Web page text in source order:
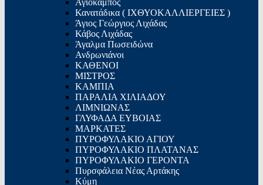
Αγιόκαμπος
Κανατάδικα ( ΙΧΘΥΟΚΑΛΛΙΕΡΓΕΙΕΣ )
Άγιος Γεώργιος Λιχάδας
Κάβος Λιχάδας
Άγαλμα Πωσειδώνα
Ανδρωνιάνοι
ΚΑΘΕΝΟΙ
ΜΙΣΤΡΟΣ
ΚΑΜΠΙΑ
ΠΑΡΑΛΙΑ ΧΙΛΙΑΔΟΥ
ΛΙΜΝΙΩΝΑΣ
ΓΛΥΦΑΔΑ ΕΥΒΟΙΑΣ
ΜΑΡΚΑΤΕΣ
ΠΥΡΟΦΥΛΑΚΙΟ ΑΓΙΟΥ
ΠΥΡΟΦΥΛΑΚΙΟ ΠΛΑΤΑΝΑΣ
ΠΥΡΟΦΥΛΑΚΙΟ ΓΕΡΟΝΤΑ
Πυρσφάλεια Νέας Αρτάκης
Κύμη